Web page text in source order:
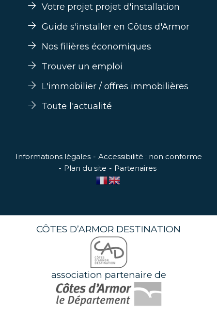
Votre projet projet d'installation
Guide s'installer en Côtes d'Armor
Nos filières économiques
Trouver un emploi
L'immobilier / offres immobilières
Toute l'actualité
Informations légales
Accessibilité : non conforme
Plan du site
Partenaires
CÔTES D’ARMOR DESTINATION
association partenaire de